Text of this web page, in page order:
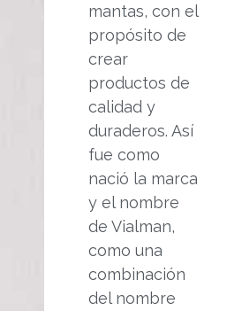
mantas, con el
propósito de
crear
productos de
calidad y
duraderos. Así
fue como
nació la marca
y el nombre
de Vialman,
como una
combinación
del nombre